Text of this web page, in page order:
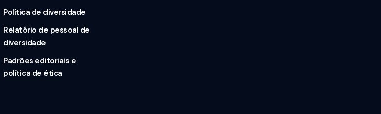
Política de diversidade
Relatório de pessoal de
diversidade
Padrões editoriais e
política de ética